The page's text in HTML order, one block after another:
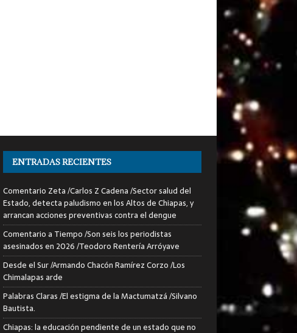
ENTRADAS RECIENTES
Comentario Zeta /Carlos Z Cadena /Sector salud del
Estado, detecta paludismo en los Altos de Chiapas, y
arrancan acciones preventivas contra el dengue
Comentario a Tiempo /Son seis los periodistas
asesinados en 2026 /Teodoro Rentería Arróyave
Desde el Sur /Armando Chacón Ramírez Corzo /Los
Chimalapas arde
Palabras Claras /El estigma de la Mactumatzá /Silvano
Bautista.
Chiapas: la educación pendiente de un estado que no